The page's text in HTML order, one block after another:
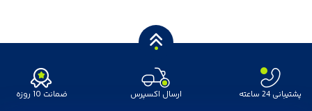
پشتیبانی 24 ساعته ارسال اکسپرس ضمانت 10 روزه